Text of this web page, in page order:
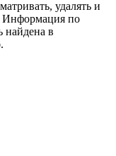
удалять и
Информация по
найдена в